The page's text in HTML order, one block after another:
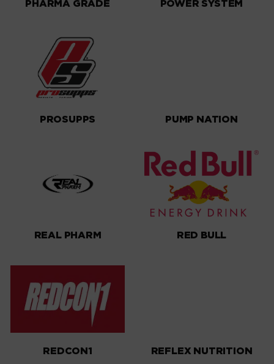
PHARMA GRADE POWER SYSTEM
PROSUPPS PUMP NATION
REAL PHARM RED BULL
REDCON1 REFLEX NUTRITION